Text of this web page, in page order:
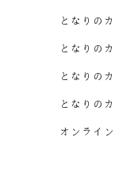
となりの
となりの
となりの
となりの
オンライン